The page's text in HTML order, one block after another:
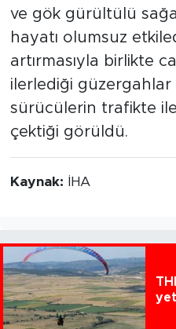
ve gök gürültülü
hayatı olumsuz
artırmasıyla birlikte
ilerlediği güzergahlar
sürücülerin trafikte
çektiği görüldü.
Kaynak: İHA